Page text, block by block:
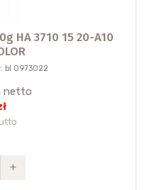
HA 3710 15 20-A10
bl 0973022
netto
+